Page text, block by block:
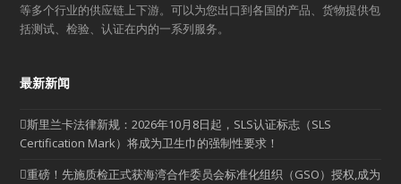
等多个行业的供应链上下游。可以为您出口到各国的产品、货物提供包
括测试、检验、认证在内的一系列服务。
最新新闻
斯里兰卡法律新规：2026年10月8日起，SLS认证标志（SLS
Certification Mark）将成为卫生巾的强制性要求！
重磅！先施质检正式获海湾合作委员会标准化组织（GSO）授权,成为